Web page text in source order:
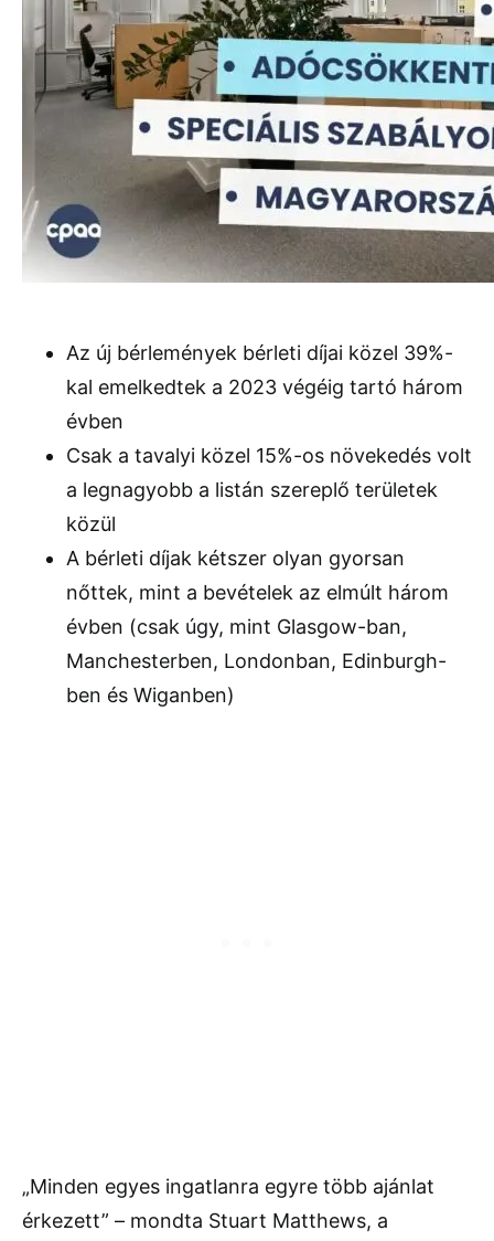
Az új bérlemények bérleti díjai közel 39%-
kal emelkedtek a 2023 végéig tartó három
évben
Csak a tavalyi közel 15%-os növekedés volt
a legnagyobb a listán szereplő területek
közül
A bérleti díjak kétszer olyan gyorsan
nőttek, mint a bevételek az elmúlt három
évben (csak úgy, mint Glasgow-ban,
Manchesterben, Londonban, Edinburgh-
ben és Wiganben)
„Minden egyes ingatlanra egyre több ajánlat
érkezett” – mondta Stuart Matthews, a